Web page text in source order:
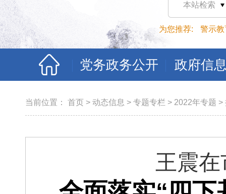
本站检索
为您推荐: 警示教
党务政务公开 政府信
当前位置： 首页 > 动态信息 > 专题专栏 > 2022年专题 >
王震